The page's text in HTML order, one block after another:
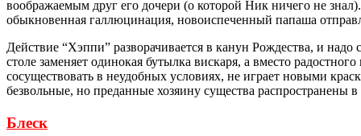
воображаемым друг его дочери (о которой Ник ничего не
обыкновенная галлюцинация, новоиспеченный папаша
Действие “Хэппи” разворачивается в канун Рождества, и
столе заменяет одинокая бутылка вискаря, а вместо
сосуществовать в неудобных условиях, не играет новыми
безвольные, но преданные хозяину существа распространены
Блеск